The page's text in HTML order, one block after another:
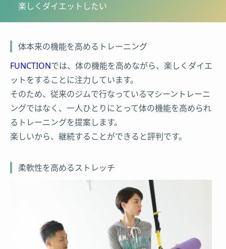
楽しくダイエットしたい
体本来の機能を高めるトレーニング
FUNCTIONでは、体の機能を高めながら、楽しくダイエ
ットをすることに注力しています。
そのため、従来のジムで行なっているマシーントレーニ
ングではなく、一人ひとりにとって体の機能を高められ
るトレーニングを提案します。
楽しいから、継続することができると評判です。
柔軟性を高めるストレッチ